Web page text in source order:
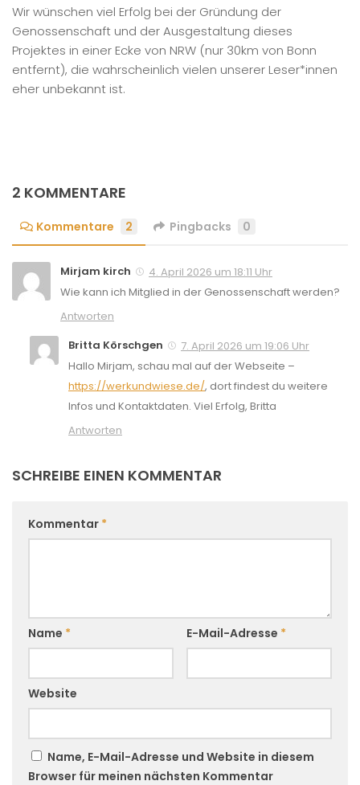
Wir wünschen viel Erfolg bei der Gründung der
Genossenschaft und der Ausgestaltung dieses
Projektes in einer Ecke von NRW (nur 30km von Bonn
entfernt), die wahrscheinlich vielen unserer Leser*innen
eher unbekannt ist.
2 KOMMENTARE
Kommentare 2 Pingbacks 0
Mirjam kirch
4. April 2026 um 18:11 Uhr
Wie kann ich Mitglied in der Genossenschaft werden?
Antworten
Britta Körschgen
7. April 2026 um 19:06 Uhr
Hallo Mirjam, schau mal auf der Webseite –
https://werkundwiese.de/, dort findest du weitere
Infos und Kontaktdaten. Viel Erfolg, Britta
Antworten
SCHREIBE EINEN KOMMENTAR
Kommentar *
Name * E-Mail-Adresse *
Website
Name, E-Mail-Adresse und Website in diesem
Browser für meinen nächsten Kommentar